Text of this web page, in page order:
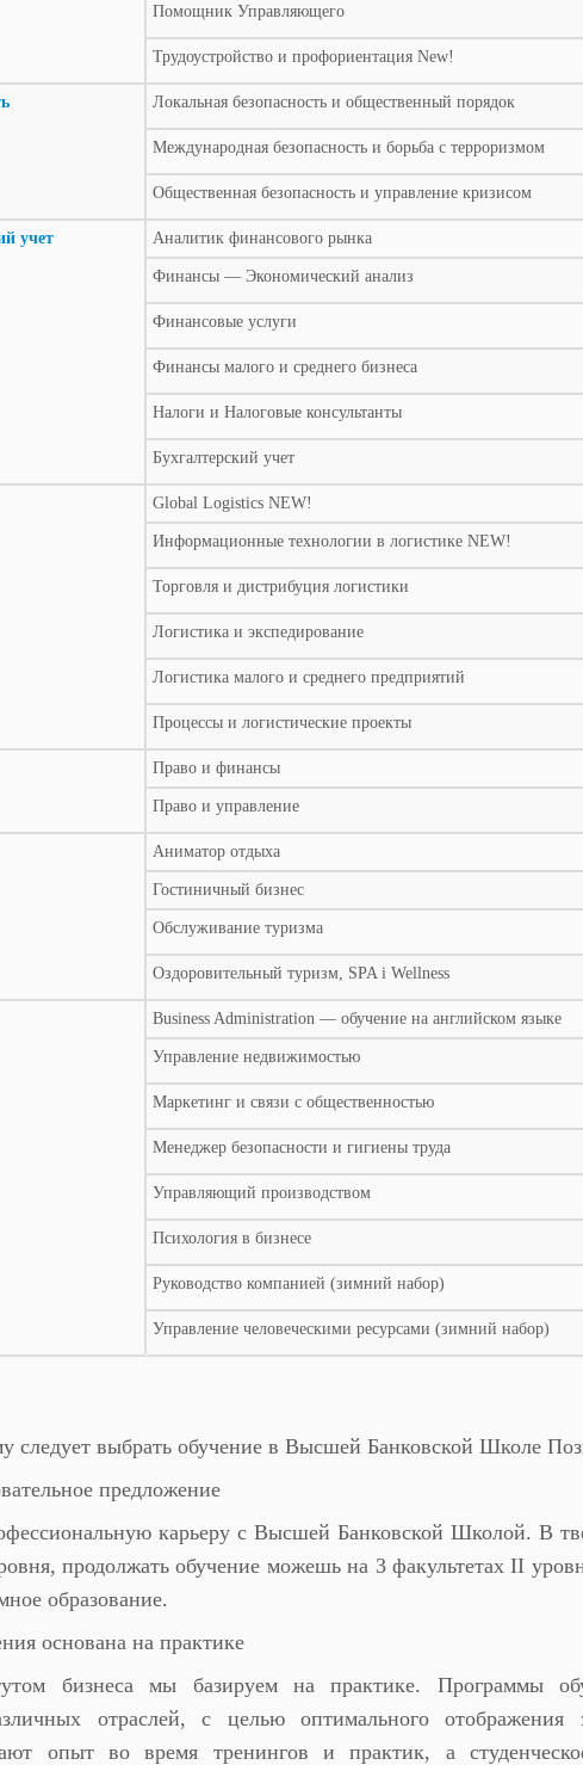
Помощник Управляющего
Трудоустройство и профориентация New!
Локальная безопасность и общественный порядок
Международная безопасность и борьба с терроризмом
Общественная безопасность и управление кризисом
учет Аналитик финансового рынка
Финансы — Экономический анализ
Финансовые услуги
Финансы малого и среднего бизнеса
Налоги и Налоговые консультанты
Бухгалтерский учет
Global Logistics NEW!
Информационные технологии в логистике NEW!
Торговля и дистрибуция логистики
Логистика и экспедирование
Логистика малого и среднего предприятий
Процессы и логистические проекты
Право и финансы
Право и управление
Аниматор отдыха
Гостиничный бизнес
Обслуживание туризма
Оздоровительный туризм, SPA i Wellness
Business Administration — обучение на английском языке
Управление недвижимостью
Маркетинг и связи с общественностью
Менеджер безопасности и гигиены труда
Управляющий производством
Психология в бизнесе
Руководство компанией (зимний набор)
Управление человеческими ресурсами (зимний набор)
следует выбрать обучение в Высшей Банковской Школе
предложение
карьеру с Высшей Банковской Школой. В
продолжать обучение можешь на 3 факультетах II
образование.
основана на практике
бизнеса мы базируем на практике. Программы
отраслей, с целью оптимального отображения
опыт во время тренингов и практик, а